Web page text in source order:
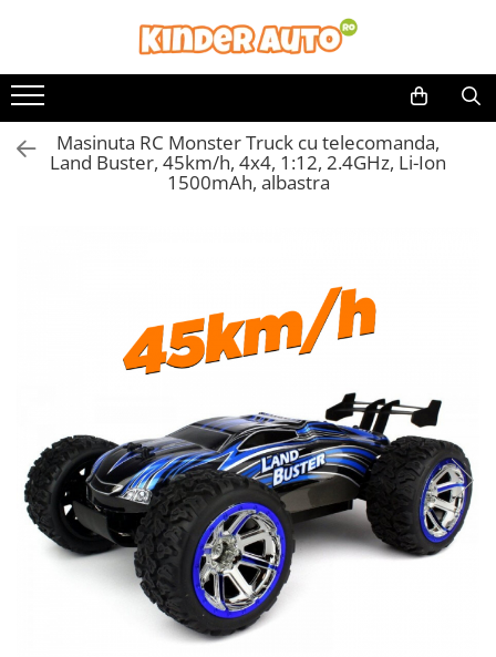
Toate Produsele
Produse in stoc
Masinute electrice
Motociclete electrice
Masinute electrice Mercedes
Masinute electrice tip SUV
Masinuta RC Monster Truck cu telecomanda,
Land Buster, 45km/h, 4x4, 1:12, 2.4GHz, Li-Ion
1500mAh, albastra